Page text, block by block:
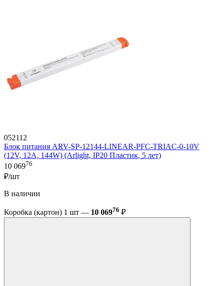
052112
Блок питания ARV-SP-12144-LINEAR-PFC-TRIAC-0-10V
(12V, 12A, 144W) (Arlight, IP20 Пластик, 5 лет)
10 06976
₽/шт
В наличии
Коробка (картон) 1 шт — 10 06976 ₽